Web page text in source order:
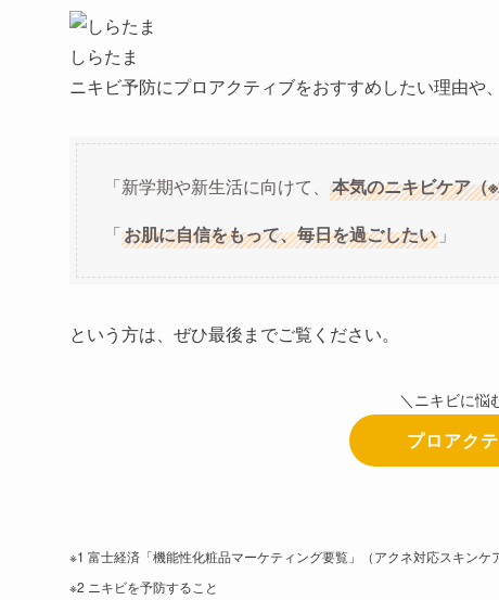
しらたま
ニキビ予防にプロアクティブをおすすめしたい理由や
「新学期や新生活に向けて、 本気のニキビケア（
「お肌に自信をもって、毎日を過ごしたい 」
という方は、ぜひ最後までご覧ください。
＼ニキビに悩
プロアク
※1 富士経済「機能性化粧品マーケティング要覧」（アクネ対応スキンケ
※2 ニキビを予防すること